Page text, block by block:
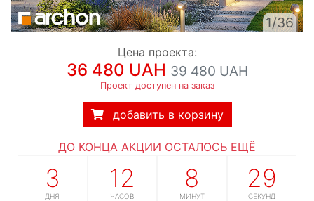
1/36
Цена проекта:
36 480 UAH39 480 UAH
Проект доступен на заказ
добавить в корзину
ДО КОНЦА АКЦИИ ОСТАЛОСЬ ЕЩЁ
3
ДНЯ
12
ЧАСОВ
8
МИНУТ
28
СЕКУНД